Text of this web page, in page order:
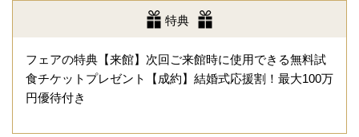
特典
フェアの特典【来館】次回ご来館時に使用できる無料試
食チケットプレゼント【成約】結婚式応援割！最大100万
円優待付き